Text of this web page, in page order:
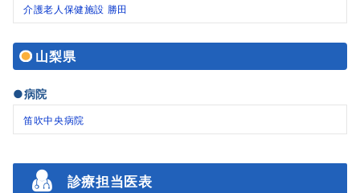
介護老人保健施設 勝田
山梨県
●病院
笛吹中央病院
診療担当医表